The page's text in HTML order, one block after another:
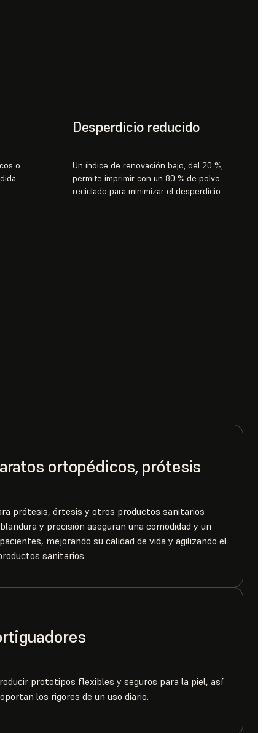
o
Desperdicio reducido
Un índice de renovación bajo, del 20 %,
permite imprimir con un 80 % de polvo
reciclado para minimizar el desperdicio.
ortopédicos, prótesis
prótesis, órtesis y otros productos sanitarios
y precisión aseguran una comodidad y un
mejorando su calidad de vida y agilizando el
sanitarios.
prototipos flexibles y seguros para la piel, así
los rigores de un uso diario.